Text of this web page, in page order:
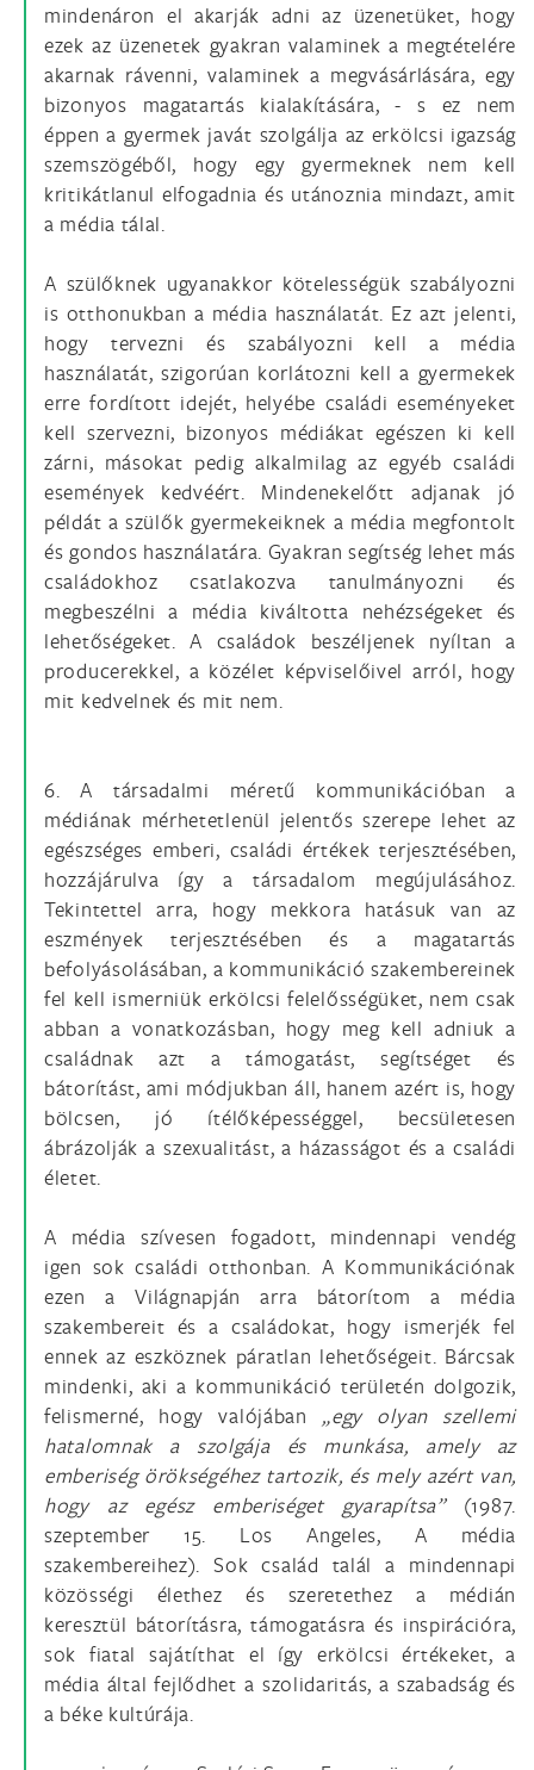
mindenáron el akarják adni az üzenetüket, hogy
ezek az üzenetek gyakran valaminek a megtételére
akarnak rávenni, valaminek a megvásárlására, egy
bizonyos magatartás kialakítására, - s ez nem
éppen a gyermek javát szolgálja az erkölcsi igazság
szemszögéből, hogy egy gyermeknek nem kell
kritikátlanul elfogadnia és utánoznia mindazt, amit
a média tálal.
A szülőknek ugyanakkor kötelességük szabályozni
is otthonukban a média használatát. Ez azt jelenti,
hogy tervezni és szabályozni kell a média
használatát, szigorúan korlátozni kell a gyermekek
erre fordított idejét, helyébe családi eseményeket
kell szervezni, bizonyos médiákat egészen ki kell
zárni, másokat pedig alkalmilag az egyéb családi
események kedvéért. Mindenekelőtt adjanak jó
példát a szülők gyermekeiknek a média megfontolt
és gondos használatára. Gyakran segítség lehet más
családokhoz csatlakozva tanulmányozni és
megbeszélni a média kiváltotta nehézségeket és
lehetőségeket. A családok beszéljenek nyíltan a
producerekkel, a közélet képviselőivel arról, hogy
mit kedvelnek és mit nem.
6. A társadalmi méretű kommunikációban a
médiának mérhetetlenül jelentős szerepe lehet az
egészséges emberi, családi értékek terjesztésében,
hozzájárulva így a társadalom megújulásához.
Tekintettel arra, hogy mekkora hatásuk van az
eszmények terjesztésében és a magatartás
befolyásolásában, a kommunikáció szakembereinek
fel kell ismerniük erkölcsi felelősségüket, nem csak
abban a vonatkozásban, hogy meg kell adniuk a
családnak azt a támogatást, segítséget és
bátorítást, ami módjukban áll, hanem azért is, hogy
bölcsen, jó ítélőképességgel, becsületesen
ábrázolják a szexualitást, a házasságot és a családi
életet.
A média szívesen fogadott, mindennapi vendég
igen sok családi otthonban. A Kommunikációnak
ezen a Világnapján arra bátorítom a média
szakembereit és a családokat, hogy ismerjék fel
ennek az eszköznek páratlan lehetőségeit. Bárcsak
mindenki, aki a kommunikáció területén dolgozik,
felismerné, hogy valójában „egy olyan szellemi
hatalomnak a szolgája és munkása, amely az
emberiség örökségéhez tartozik, és mely azért van,
hogy az egész emberiséget gyarapítsa”(1987.
szeptember 15. Los Angeles, A média
szakembereihez). Sok család talál a mindennapi
közösségi élethez és szeretethez a médián
keresztül bátorításra, támogatásra és inspirációra,
sok fiatal sajátíthat el így erkölcsi értékeket, a
média által fejlődhet a szolidaritás, a szabadság és
a béke kultúrája.